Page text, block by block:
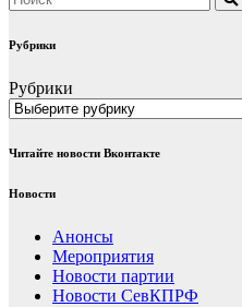
Рубрики
Рубрики
Читайте новости Вконтакте
Новости
Анонсы
Мероприятия
Новости партии
Новости СевКПРФ